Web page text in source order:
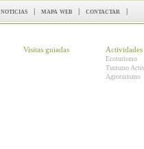
noticias | mapa web | contactar |
Visitas guiadas Actividades
Ecoturismo
Turismo
Agroturismo